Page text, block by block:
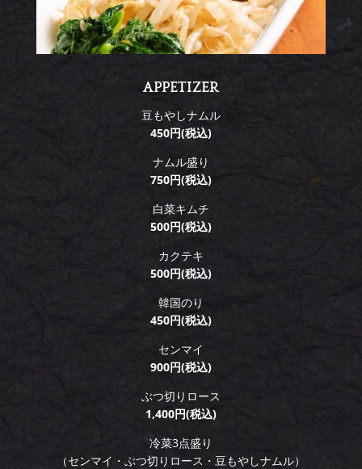
APPETIZER
豆もやしナムル
450円(税込)
ナムル盛り
750円(税込)
白菜キムチ
500円(税込)
カクテキ
500円(税込)
韓国のり
450円(税込)
センマイ
900円(税込)
ぶつ切りロース
1,400円(税込)
冷菜3点盛り
（センマイ・ぶつ切りロース・豆もやしナムル）